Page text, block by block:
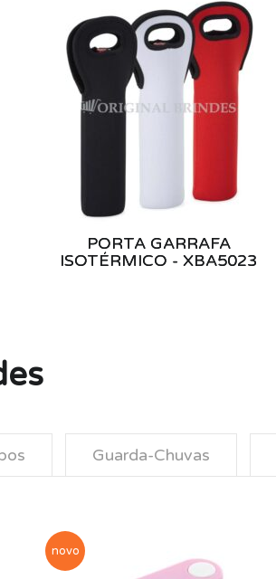
PORTA GARRAFA
ISOTÉRMICO - XBA5023
Guarda-Chuvas
novo